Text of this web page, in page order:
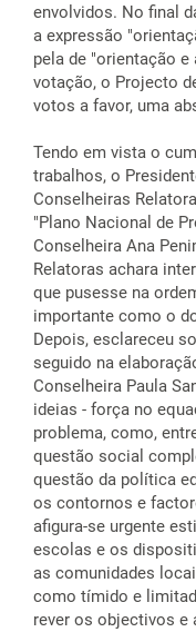
envolvidos. No final
a expressão
pela de "orientação
votação, o Projecto
votos a favor, uma
Tendo em vista o
trabalhos, o
Conselheiras
"Plano Nacional de
Conselheira Ana
Relatoras achara
que pusesse na
importante como o
Depois, esclareceu
seguido na
Conselheira Paula
ideias - força no
problema, como,
questão social
questão da política
os contornos e
afigura-se urgente
escolas e os
as comunidades
como tímido e
rever os objectivos e